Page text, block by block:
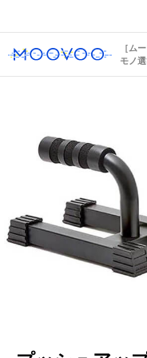
［ム
モノ